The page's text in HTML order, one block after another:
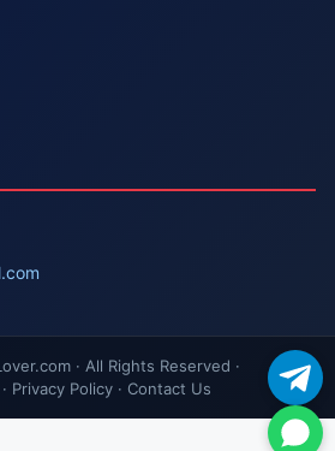
· All Rights Reserved ·
Privacy Policy · Contact Us